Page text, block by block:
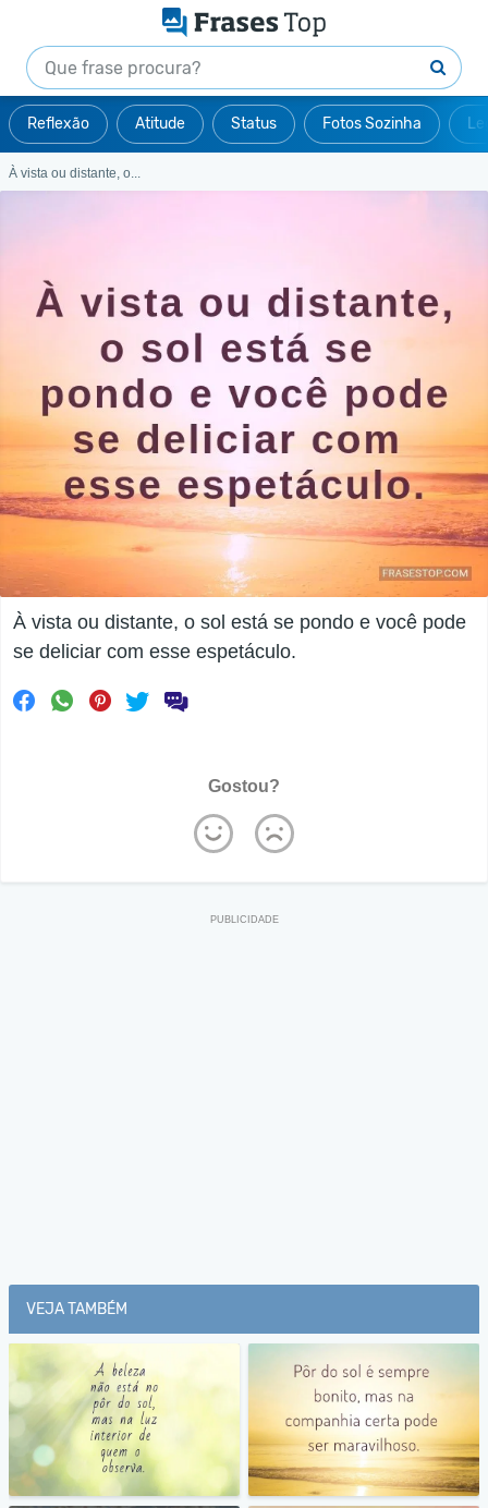
Reflexão Atitude Status Fotos Sozinha
À vista ou distante, o...
À vista ou distante, o sol está se pondo e você pode
se deliciar com esse espetáculo.
Gostou?
VEJA TAMBÉM